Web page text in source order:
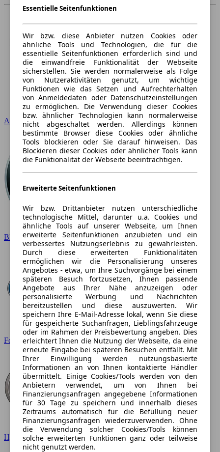
Audi
BMW
Ford
Hyundai
Essentielle Seitenfunktionen
Wir bzw. diese Anbieter nutzen Cookies oder
ähnliche Tools und Technologien, die für die
essentielle Seitenfunktionen erforderlich sind und
die einwandfreie Funktionalität der Webseite
sicherstellen. Sie werden normalerweise als Folge
von Nutzeraktivitäten genutzt, um wichtige
Funktionen wie das Setzen und Aufrechterhalten
von Anmeldedaten oder Datenschutzeinstellungen
zu ermöglichen. Die Verwendung dieser Cookies
bzw. ähnlicher Technologien kann normalerweise
nicht abgeschaltet werden. Allerdings können
bestimmte Browser diese Cookies oder ähnliche
Tools blockieren oder Sie darauf hinweisen. Das
Blockieren dieser Cookies oder ähnlicher Tools kann
die Funktionalität der Webseite beeinträchtigen.
Erweiterte Seitenfunktionen
Wir bzw. Drittanbieter nutzen unterschiedliche
technologische Mittel, darunter u.a. Cookies und
ähnliche Tools auf unserer Webseite, um Ihnen
erweiterte Seitenfunktionen anzubieten und ein
verbessertes Nutzungserlebnis zu gewährleisten.
Durch diese erweiterten Funktionalitäten
ermöglichen wir die Personalisierung unseres
Angebotes - etwa, um Ihre Suchvorgänge bei einem
späteren Besuch fortzusetzen, Ihnen passende
Angebote aus Ihrer Nähe anzuzeigen oder
personalisierte Werbung und Nachrichten
bereitzustellen und diese auszuwerten. Wir
speichern Ihre E-Mail-Adresse lokal, wenn Sie diese
für gespeicherte Suchanfragen, Lieblingsfahrzeuge
oder im Rahmen der Preisbewertung angeben. Dies
erleichtert Ihnen die Nutzung der Webseite, da eine
erneute Eingabe bei späteren Besuchen entfällt. Mit
Ihrer Einwilligung werden nutzungsbasierte
Informationen an von Ihnen kontaktierte Händler
übermittelt. Einige Cookies/Tools werden von den
Anbietern verwendet, um von Ihnen bei
Finanzierungsanfragen angegebene Informationen
für 30 Tage zu speichern und innerhalb dieses
Zeitraums automatisch für die Befüllung neuer
Finanzierungsanfragen wiederzuverwenden. Ohne
die Verwendung solcher Cookies/Tools können
solche erweiterten Funktionen ganz oder teilweise
nicht genutzt werden.